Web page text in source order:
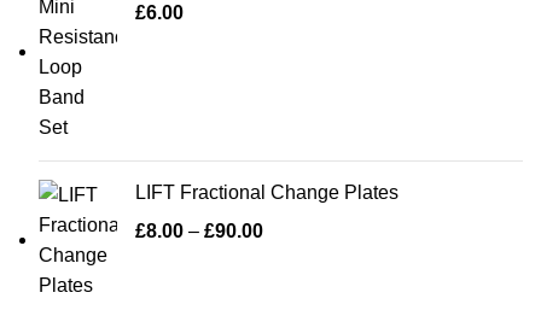
£6.00
LIFT Fractional Change Plates
£8.00 – £90.00